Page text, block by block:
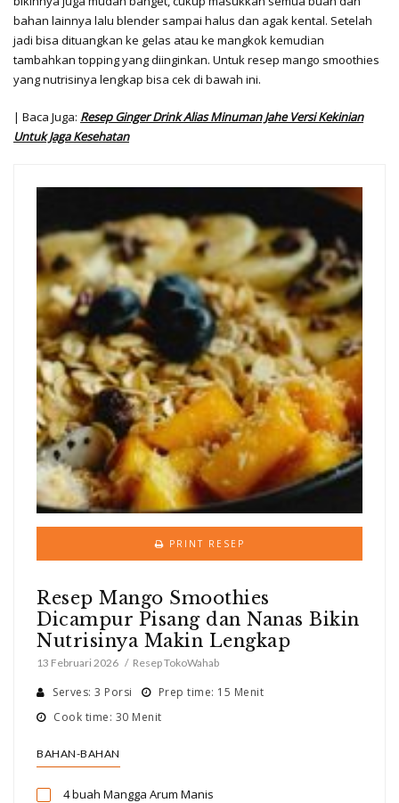
bahan lainnya lalu blender sampai halus dan agak kental. Setelah
jadi bisa dituangkan ke gelas atau ke mangkok kemudian
tambahkan topping yang diinginkan. Untuk resep mango smoothies
yang nutrisinya lengkap bisa cek di bawah ini.
| Baca Juga: Resep Ginger Drink Alias Minuman Jahe Versi Kekinian
Untuk Jaga Kesehatan
PRINT RESEP
Resep Mango Smoothies
Dicampur Pisang dan Nanas Bikin
Nutrisinya Makin Lengkap
13 Februari 2026 Resep TokoWahab
Serves: 3 Porsi
Prep time: 15 Menit
Cook time: 30 Menit
BAHAN-BAHAN
4 buah Mangga Arum Manis